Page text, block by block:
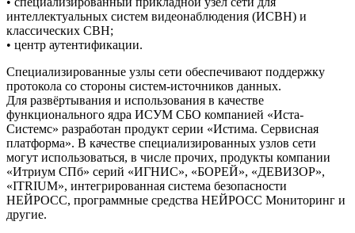
интеллектуальных систем видеонаблюдения (ИСВН) и
классических СВН;
• центр аутентификации.
Специализированные узлы сети обеспечивают поддержку
протокола со стороны систем-источников данных.
Для развёртывания и использования в качестве
функционального ядра ИСУМ СБО компанией «Иста-
Системс» разработан продукт серии «Истима. Сервисная
платформа». В качестве специализированных узлов сети
могут использоваться, в числе прочих, продукты компании
«Итриум СПб» серий «ИГНИС», «БОРЕЙ», «ДЕВИЗОР»,
«ITRIUM», интегрированная система безопасности
НЕЙРОСС, программные средства НЕЙРОСС Мониторинг и
другие.